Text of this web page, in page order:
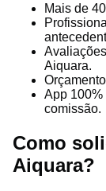
Mais de
Aiquara.
App 100%
comissão.
Como
Aiquara?